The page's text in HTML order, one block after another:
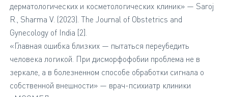
дерматологических и косметологических клиник» — Saroj
R., Sharma V. (2023). The Journal of Obstetrics and
Gynecology of India [2].
«Главная ошибка близких — пытаться переубедить
человека логикой. При дисморфофобии проблема не в
зеркале, а в болезненном способе обработки сигнала о
собственной внешности» — врач-психиатр клиники